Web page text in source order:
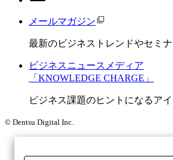
メールマガジン
最新のビジネストレンドやセミ
ビジネスニュースメディア
「KNOWLEDGE CHARGE」
ビジネス課題のヒントになるア
© Dentsu Digital Inc.